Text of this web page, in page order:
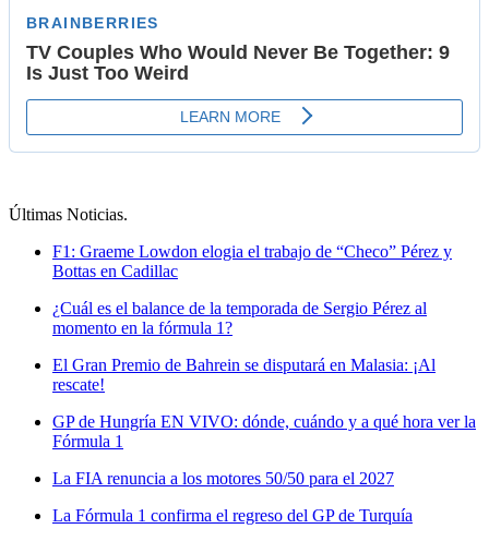
Últimas Noticias.
F1: Graeme Lowdon elogia el trabajo de “Checo” Pérez y
Bottas en Cadillac
¿Cuál es el balance de la temporada de Sergio Pérez al
momento en la fórmula 1?
El Gran Premio de Bahrein se disputará en Malasia: ¡Al
rescate!
GP de Hungría EN VIVO: dónde, cuándo y a qué hora ver la
Fórmula 1
La FIA renuncia a los motores 50/50 para el 2027
La Fórmula 1 confirma el regreso del GP de Turquía